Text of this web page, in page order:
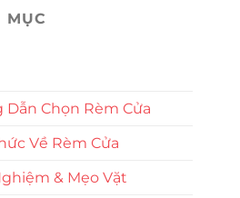
MỤC
Dẫn Chọn Rèm Cửa
Về Rèm Cửa
& Mẹo Vặt